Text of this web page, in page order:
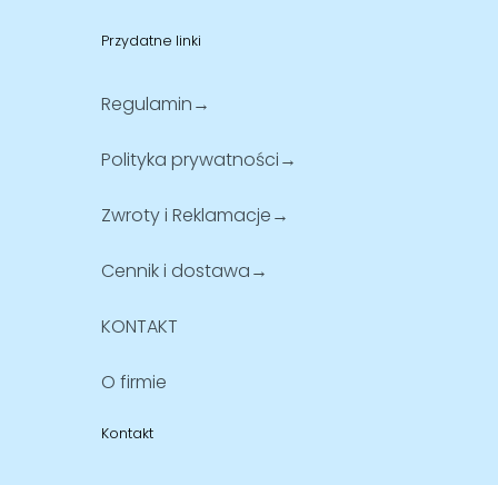
Przydatne linki
Regulamin→
Polityka prywatności→
Zwroty i Reklamacje→
Cennik i dostawa→
KONTAKT
O firmie
Kontakt